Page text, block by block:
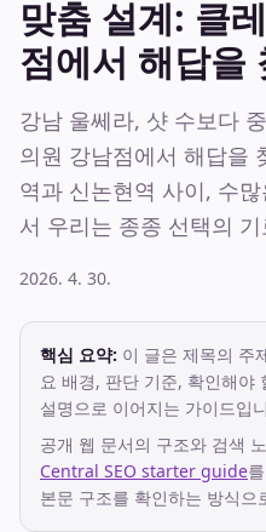
맞춤 설계: 클
점에서 해답을
강남 울쎄라, 샷 수보다
의원 강남점에서 해답을
역과 신논현역 사이, 수
서 우리는 종종 선택의
2026. 4. 30.
핵심 요약: 이 글은 제목의 주
요 배경, 판단 기준, 확인해야
설명으로 이어지는 가이드입
공개 웹 문서의 구조와 검색
Central SEO starter guide
본문 구조를 확인하는 방식으